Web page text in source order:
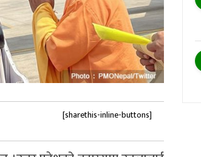
[sharethis-inline-buttons]